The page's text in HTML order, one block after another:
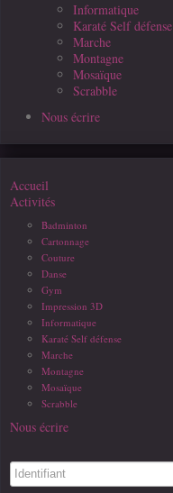
Informatique
Karaté Self défense
Marche
Montagne
Mosaïque
Scrabble
Nous écrire
Accueil
Activités
Badminton
Cartonnage
Couture
Danse
Gym
Impression 3D
Informatique
Karaté Self défense
Marche
Montagne
Mosaïque
Scrabble
Nous écrire